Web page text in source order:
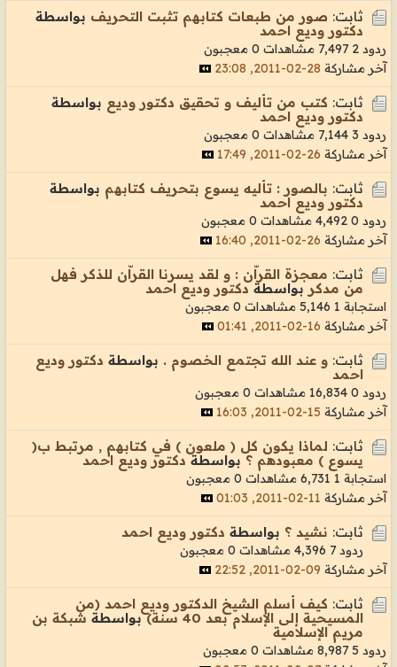
ثابت: صور من طبعات كتابهم تثبت التحريف بواسطة
دكتور وديع احمد
ردود 2 7,497 مشاهدات
0 معجبون
آخر مشاركة 28-02-2011, 23:08
ثابت: كتب من تأليف و تحقيق دكتور وديع بواسطة
دكتور وديع احمد
ردود 3 7,144 مشاهدات
0 معجبون
آخر مشاركة 26-02-2011, 17:49
ثابت: بالصور : تأليه يسوع بتحريف كتابهم بواسطة
دكتور وديع احمد
ردود 0 4,492 مشاهدات
0 معجبون
آخر مشاركة 26-02-2011, 16:40
ثابت: معجزة القراّن : و لقد يسرنا القراّن للذكر فهل
من مدكر بواسطةدكتور وديع احمد
استجابة 1 5,146 مشاهدات
0 معجبون
آخر مشاركة 16-02-2011, 01:41
ثابت: و عند الله تجتمع الخصوم . بواسطة دكتور وديع
احمد
ردود 0 16,834 مشاهدات
0 معجبون
آخر مشاركة 15-02-2011, 16:03
ثابت: لماذا يكون كل ( ملعون ) في كتابهم , مرتبط ب(
يسوع ) معبودهم ؟ بواسطةدكتور وديع احمد
استجابة 1 6,731 مشاهدات
0 معجبون
آخر مشاركة 11-02-2011, 01:03
ثابت: نشيد ؟ بواسطة دكتور وديع احمد
ردود 7 4,396 مشاهدات
0 معجبون
آخر مشاركة 09-02-2011, 22:52
ثابت: كيف أسلم الشيخ الدكتور وديع احمد (من
المسيحية إلى الإسلام بعد 40 سنة)
بواسطة شبكة بن
مريم الإسلامية
ردود 5 8,987 مشاهدات
0 معجبون